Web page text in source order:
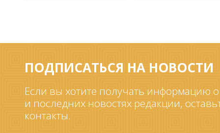
ПОДПИСАТЬСЯ НА НОВОСТИ
Если вы хотите получать информацию
и последних новостях редакции,
контакты.